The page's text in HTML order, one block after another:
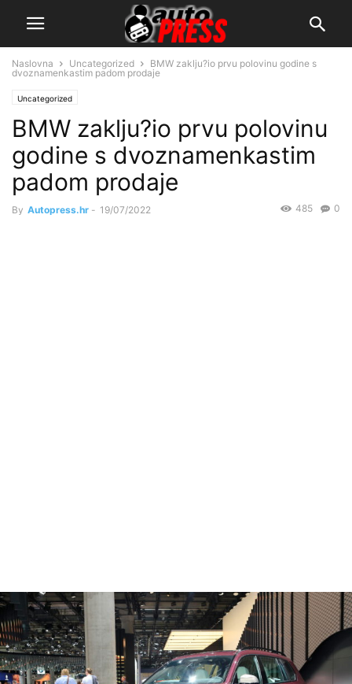
Naslovna Uncategorized
BMW zaklju?io prvu polovinu godine s
dvoznamenkastim padom prodaje
Uncategorized
BMW zaklju?io prvu polovinu
godine s dvoznamenkastim
padom prodaje
By Autopress.hr - 19/07/2022 0
485